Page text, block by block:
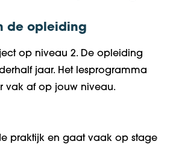
de opleiding
op niveau 2. De opleiding
jaar. Het lesprogramma
vak af op jouw niveau.
praktijk en gaat vaak op stage